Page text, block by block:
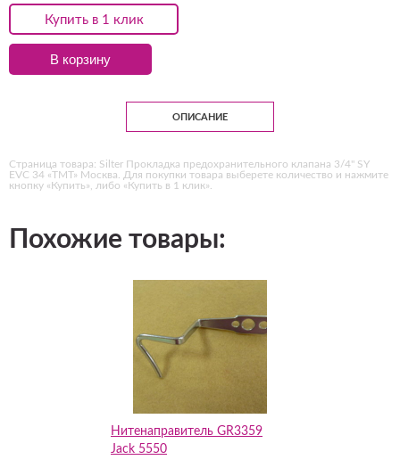
Купить в 1 клик
В корзину
ОПИСАНИЕ
Страница товара: Silter Прокладка предохранительного клапана 3/4" SY
EVC 34 «ТМТ» Москва. Для покупки товара выберете количество и нажмите
кнопку «Купить», либо «Купить в 1 клик».
Похожие товары:
Нитенаправитель GR3359
Jack 5550